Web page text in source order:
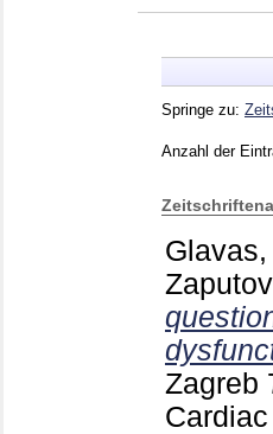
Springe zu:
Anzahl der
Glavas,
Zagreb